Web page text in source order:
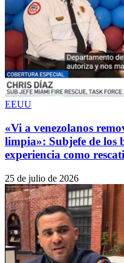
EEUU
«Vi a venezolanos
limpia»: Subjefe de los
experiencia como
25 de julio de 2026